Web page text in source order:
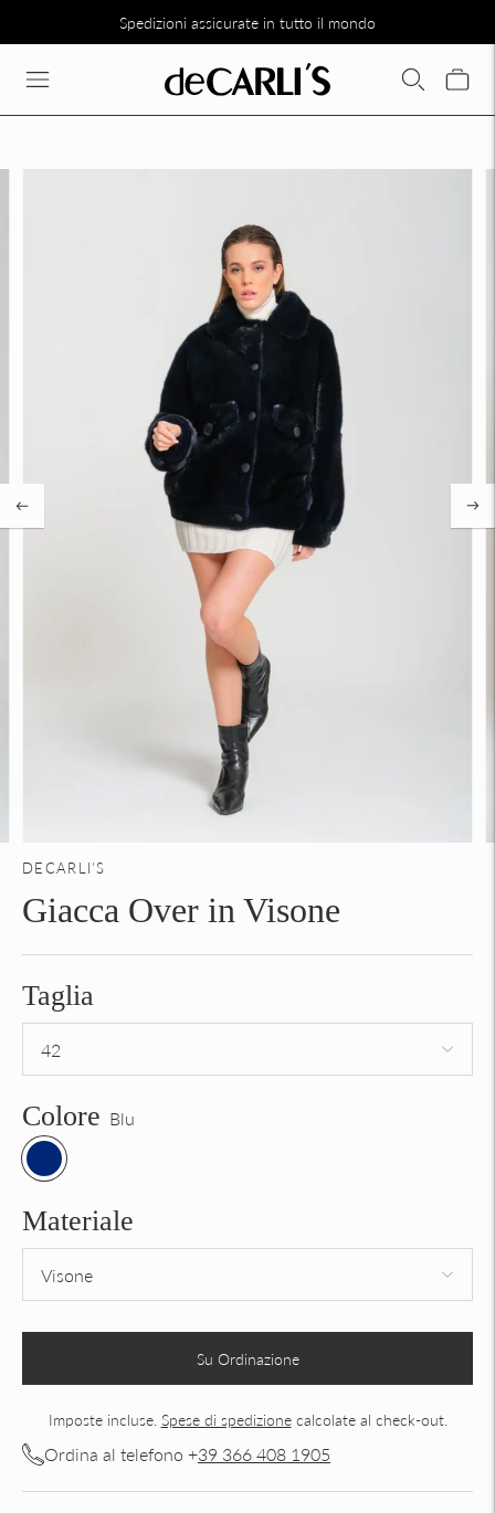
Spedizioni assicurate in tutto il mondo
SCONTO DEL 30% SU TUTTA LA COLLEZIONE DIRETTAMENTE
DECARLI'S
Giacca Over in Visone
Taglia
Colore Blu
Materiale
Su Ordinazione
Imposte incluse. Spese di spedizionecalcolate al check-out.
Ordina al telefono +39 366 408 1905